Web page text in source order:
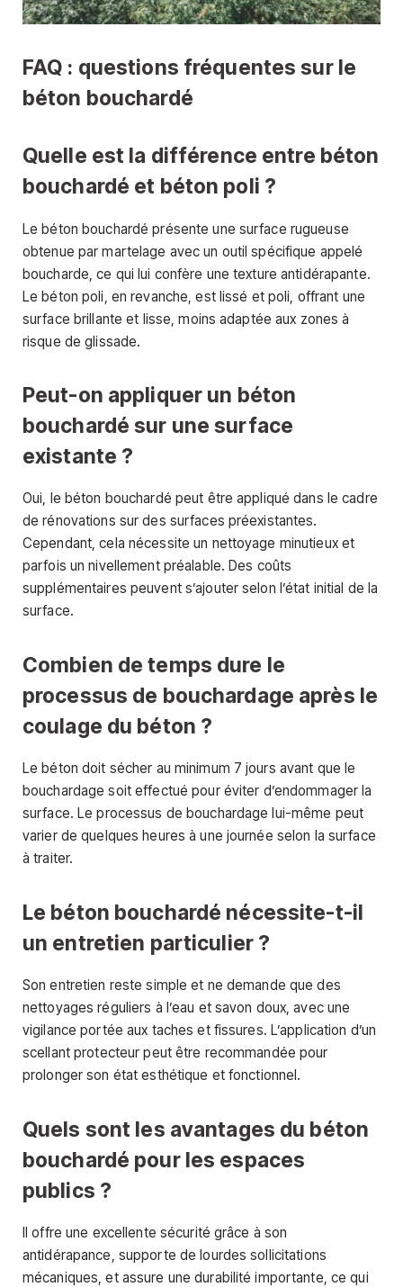
FAQ : questions fréquentes sur le
béton bouchardé
Quelle est la différence entre béton
bouchardé et béton poli ?
Le béton bouchardé présente une surface rugueuse
obtenue par martelage avec un outil spécifique appelé
boucharde, ce qui lui confère une texture antidérapante.
Le béton poli, en revanche, est lissé et poli, offrant une
surface brillante et lisse, moins adaptée aux zones à
risque de glissade.
Peut-on appliquer un béton
bouchardé sur une surface
existante ?
Oui, le béton bouchardé peut être appliqué dans le cadre
de rénovations sur des surfaces préexistantes.
Cependant, cela nécessite un nettoyage minutieux et
parfois un nivellement préalable. Des coûts
supplémentaires peuvent s’ajouter selon l’état initial de la
surface.
Combien de temps dure le
processus de bouchardage après le
coulage du béton ?
Le béton doit sécher au minimum 7 jours avant que le
bouchardage soit effectué pour éviter d’endommager la
surface. Le processus de bouchardage lui-même peut
varier de quelques heures à une journée selon la surface
à traiter.
Le béton bouchardé nécessite-t-il
un entretien particulier ?
Son entretien reste simple et ne demande que des
nettoyages réguliers à l’eau et savon doux, avec une
vigilance portée aux taches et fissures. L’application d’un
scellant protecteur peut être recommandée pour
prolonger son état esthétique et fonctionnel.
Quels sont les avantages du béton
bouchardé pour les espaces
publics ?
Il offre une excellente sécurité grâce à son
antidérapance, supporte de lourdes sollicitations
mécaniques, et assure une durabilité importante, ce qui